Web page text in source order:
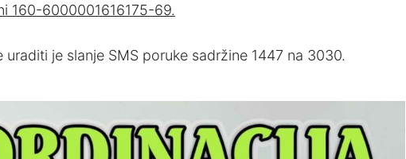
160-6000001616175-69.
je slanje SMS poruke sadržine 1447 na 3030.